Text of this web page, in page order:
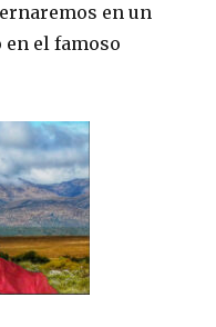
en un
el famoso